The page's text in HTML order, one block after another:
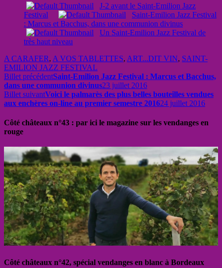
J-2 avant le Saint-Emilion Jazz
Festival
Saint-Emilion Jazz Festival
: Marcus et Bacchus, dans une communion divinus
Un Saint-Emilion Jazz Festival de
très haut niveau
A CARAFER, A VOS TABLETTES, ART...DIT VIN, SAINT-
EMILION JAZZ FESTIVAL
Billet précédentSaint-Emilion Jazz Festival : Marcus et Bacchus,
dans une communion divinus23 juillet 2016
Billet suivantVoici le palmarès des plus belles bouteilles vendues
aux enchères on-line au premier semestre 201624 juillet 2016
Côté châteaux n°43 : par ici le magazine sur les vendanges en
rouge
Côté châteaux n°42, spécial vendanges en blanc à Bordeaux